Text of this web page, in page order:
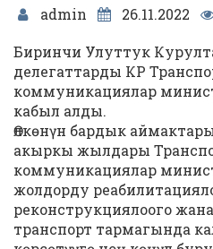
admin 26.11.2022
Биринчи Улуттук
делегаттарды КР
коммуникациялар
кабыл алды.
Өлкөнүн бардык
акыркы жылдары
коммуникациялар
жолдорду
реконструкциялоого
транспорт тармагында